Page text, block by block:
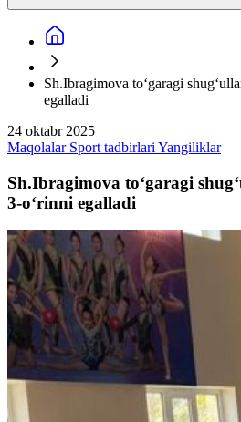
Sh.Ibragimova to‘garagi
egalladi
24 oktabr 2025
Maqolalar Sport tadbirlari Yangiliklar
Sh.Ibragimova to‘garagi
3-o‘rinni egalladi